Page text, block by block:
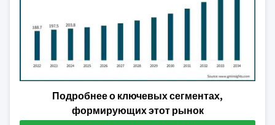
Подробнее о ключевых сегментах,
формирующих этот рынок